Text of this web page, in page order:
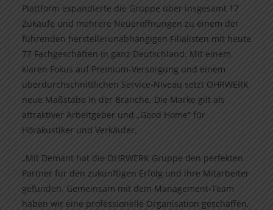
Plattform expandierte die Gruppe über insgesamt 17
Zukäufe und mehrere Neueröffnungen zu einem der
führenden herstellerunabhängigen Filialisten mit heute
77 Fachgeschäften in ganz Deutschland. Mit einem
klaren Fokus auf Premium-Versorgung und einem
überdurchschnittlichen Service-Niveau setzt OHRWERK
neue Maßstäbe in der Branche. Die Marke gilt als
attraktiver Arbeitgeber und „Good Home“ für
Hörakustiker und Verkäufer.
„Mit Demant hat die OHRWERK Gruppe den perfekten
Partner für den zukünftigen Erfolg und ihre Mitarbeiter
gefunden. Gemeinsam mit dem Management-Team
haben wir eine professionelle Organisation geschaffen,